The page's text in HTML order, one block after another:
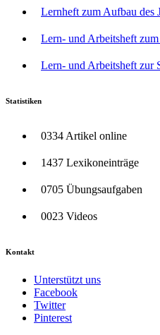
Lernheft zum Aufbau des
Lern- und Arbeitsheft
Lern- und Arbeitsheft zur
Statistiken
0334 Artikel online
1437 Lexikoneinträge
0705 Übungsaufgaben
0023 Videos
Kontakt
Unterstützt uns
Facebook
Twitter
Pinterest